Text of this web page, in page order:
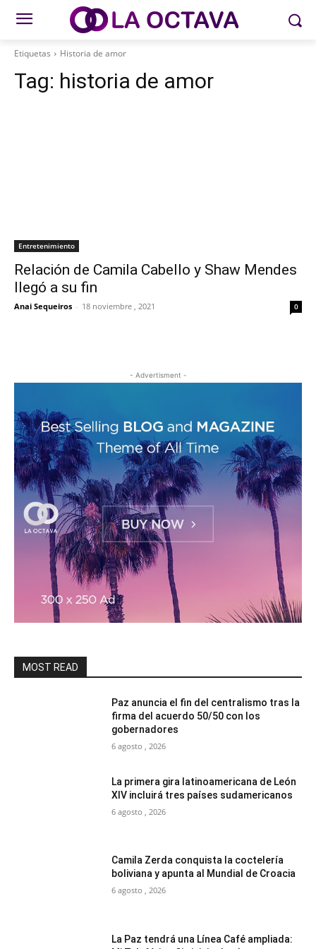
Etiquetas Historia de amor
Tag: historia de amor
Entretenimiento
Relación de Camila Cabello y Shaw Mendes
llegó a su fin
Anai Sequeiros - 18 noviembre , 2021 0
- Advertisment -
MOST READ
Paz anuncia el fin del centralismo tras la
firma del acuerdo 50/50 con los
gobernadores
6 agosto , 2026
La primera gira latinoamericana de León
XIV incluirá tres países sudamericanos
6 agosto , 2026
Camila Zerda conquista la coctelería
boliviana y apunta al Mundial de Croacia
6 agosto , 2026
La Paz tendrá una Línea Café ampliada: